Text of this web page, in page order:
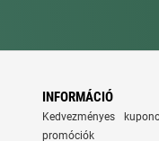
INFORMÁCIÓ
Kedvezményes
promóciók